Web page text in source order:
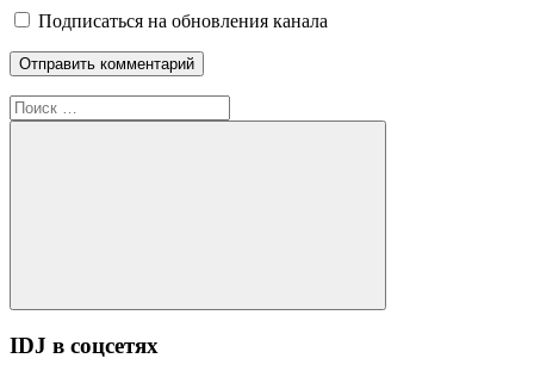
Подписаться на обновления канала
Поиск
для:
Поиск
IDJ в соцсетях